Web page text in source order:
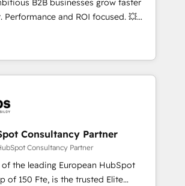
• Retention strategies with
onboardings and 2,000+
• Deep expertise across marketing,
B2B businesses grow faster
Performance and ROI focused. 💥
HubSpot partner that can help you
We work with your teams to
challenges and improve user
process and marketing results.
Designing and optimising your
HubSpot 🔌 Integrating HubSpot
🎓 Training your teams to be
Lead generation services using
Consultancy Partner
Consultancy Partner
the leading European HubSpot
is the trusted Elite